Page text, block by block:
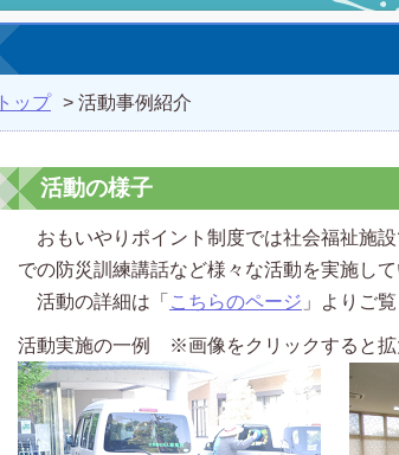
トップ > 活動事例紹介
活動の様子
おもいやりポイント制度では社会福祉施
での防災訓練講話など様々な活動を実施して
活動の詳細は「 こちらのページ 」よりご
活動実施の一例 ※画像をクリックすると拡